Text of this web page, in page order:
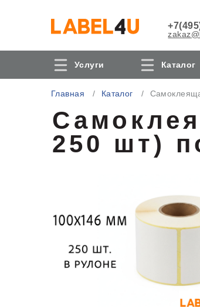
Услуги Каталог
Главная Каталог
250 шт)